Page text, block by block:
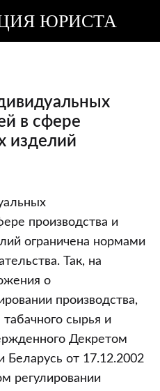
ЮРИСТА
в сфере
изделий
производства и
ограничена нормами
Так, на
о
производства,
сырья и
Декретом
Беларусь от 17.12.2002
регулировании